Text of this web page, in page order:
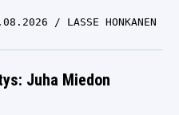
LASSE HONKANEN
Juha Miedon